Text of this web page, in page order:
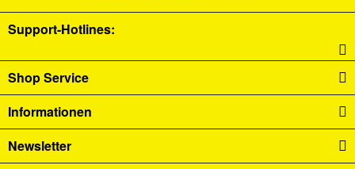
Support-Hotlines:
Shop Service
Informationen
Newsletter